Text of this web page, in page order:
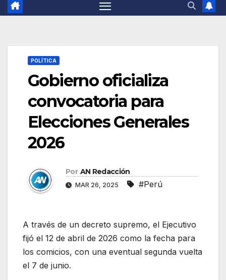
POLÍTICA
Gobierno oficializa
convocatoria para
Elecciones Generales
2026
Por AN Redacción
MAR 26, 2025 #Perú
A través de un decreto supremo, el Ejecutivo
fijó el 12 de abril de 2026 como la fecha para
los comicios, con una eventual segunda vuelta
el 7 de junio.